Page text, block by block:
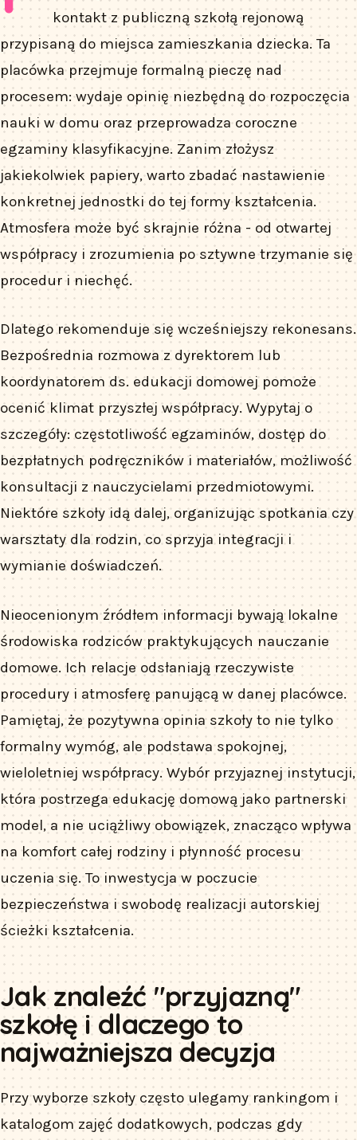
kontakt z publiczną szkołą rejonową
przypisaną do miejsca zamieszkania dziecka. Ta
placówka przejmuje formalną pieczę nad
procesem: wydaje opinię niezbędną do rozpoczęcia
nauki w domu oraz przeprowadza coroczne
egzaminy klasyfikacyjne. Zanim złożysz
jakiekolwiek papiery, warto zbadać nastawienie
konkretnej jednostki do tej formy kształcenia.
Atmosfera może być skrajnie różna - od otwartej
współpracy i zrozumienia po sztywne trzymanie się
procedur i niechęć.
Dlatego rekomenduje się wcześniejszy rekonesans.
Bezpośrednia rozmowa z dyrektorem lub
koordynatorem ds. edukacji domowej pomoże
ocenić klimat przyszłej współpracy. Wypytaj o
szczegóły: częstotliwość egzaminów, dostęp do
bezpłatnych podręczników i materiałów, możliwość
konsultacji z nauczycielami przedmiotowymi.
Niektóre szkoły idą dalej, organizując spotkania czy
warsztaty dla rodzin, co sprzyja integracji i
wymianie doświadczeń.
Nieocenionym źródłem informacji bywają lokalne
środowiska rodziców praktykujących nauczanie
domowe. Ich relacje odsłaniają rzeczywiste
procedury i atmosferę panującą w danej placówce.
Pamiętaj, że pozytywna opinia szkoły to nie tylko
formalny wymóg, ale podstawa spokojnej,
wieloletniej współpracy. Wybór przyjaznej instytucji,
która postrzega edukację domową jako partnerski
model, a nie uciążliwy obowiązek, znacząco wpływa
na komfort całej rodziny i płynność procesu
uczenia się. To inwestycja w poczucie
bezpieczeństwa i swobodę realizacji autorskiej
ścieżki kształcenia.
Jak znaleźć "przyjazną"
szkołę i dlaczego to
najważniejsza decyzja
Przy wyborze szkoły często ulegamy rankingom i
katalogom zajęć dodatkowych, podczas gdy